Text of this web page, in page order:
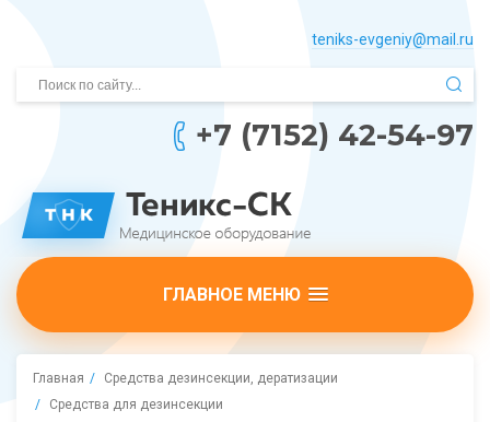
teniks-evgeniy@mail.­ru
+7 (7152) 42-54-97
ГЛАВНОЕ МЕНЮ
Главная
Средства дезинсекции, дератизации
Средства для дезинсекции